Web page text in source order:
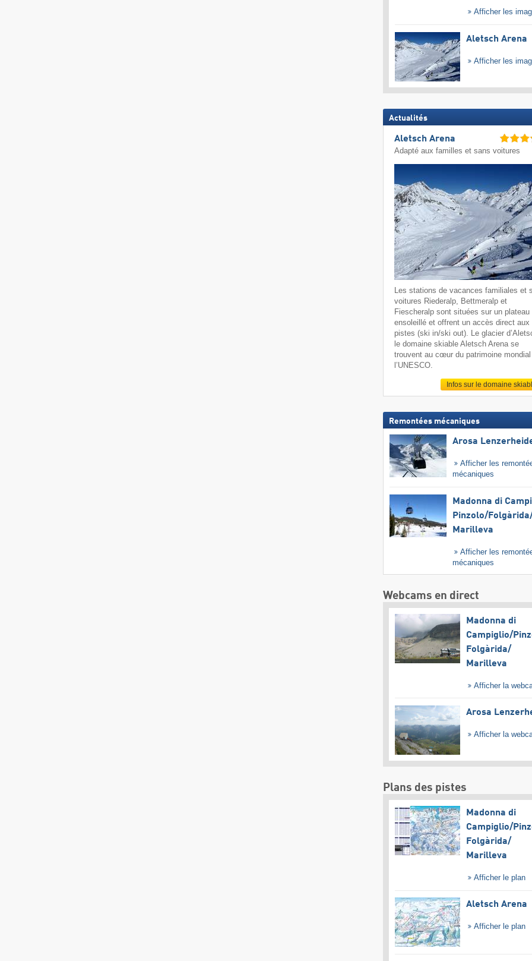
Afficher les
Aletsch Arena
Afficher les
Actualités
Aletsch Arena
Adapté aux familles et sans voitures
Les stations de vacances familiales et
voitures Riederalp, Bettmeralp et
Fiescheralp sont situées sur un plateau
ensoleillé et offrent un accès direct aux
pistes (ski in/ski out). Le glacier
le domaine skiable Aletsch Arena se
trouvent au cœur du patrimoine
l’UNESCO.
Infos sur le domaine
Remontées mécaniques
Arosa
Afficher les
mécaniques
Madonna di
Pinzolo/​
Marilleva
Afficher les
mécaniques
Webcams en direct
Madonna di
Campiglio/​
Folgàrida/​
Marilleva
Afficher la
Arosa
Afficher la
Plans des pistes
Madonna di
Campiglio/​
Folgàrida/​
Marilleva
Afficher le plan
Aletsch Arena
Afficher le plan